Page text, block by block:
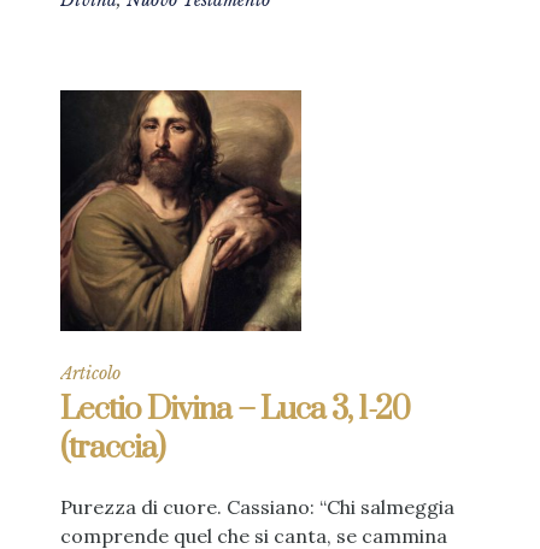
Articolo
Lectio Divina – Luca 3, 1-20
(traccia)
Purezza di cuore. Cassiano: “Chi salmeggia
comprende quel che si canta, se cammina